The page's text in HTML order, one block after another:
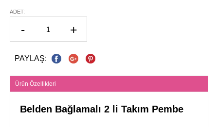
ADET:
- +
PAYLAŞ:
Ürün Özellikleri
Belden Bağlamalı 2 li Takım Pembe